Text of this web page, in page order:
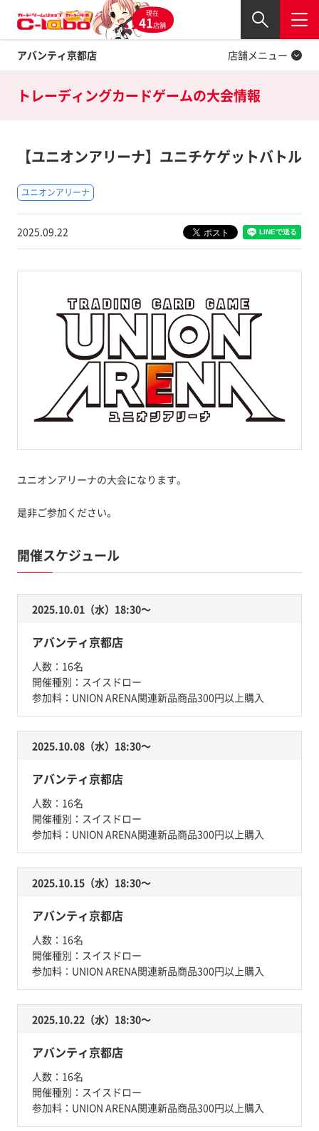
現在
41店舗
アバンティ京都店
閉じる
店舗メニュー
Twitter
トレーディングカードゲームの大会情報
【ユニオンアリーナ】ユニチケゲットバトル
ユニオンアリーナ
2025.09.22
ユニオンアリーナの大会になります。
是非ご参加ください。
開催スケジュール
2025.10.01（水）18:30〜
アバンティ京都店
人数： 16名
開催種別： スイスドロー
参加料： UNION ARENA関連新品商品300円以上購入
2025.10.08（水）18:30〜
アバンティ京都店
人数： 16名
開催種別： スイスドロー
参加料： UNION ARENA関連新品商品300円以上購入
2025.10.15（水）18:30〜
アバンティ京都店
人数： 16名
開催種別： スイスドロー
参加料： UNION ARENA関連新品商品300円以上購入
2025.10.22（水）18:30〜
アバンティ京都店
人数： 16名
開催種別： スイスドロー
参加料： UNION ARENA関連新品商品300円以上購入